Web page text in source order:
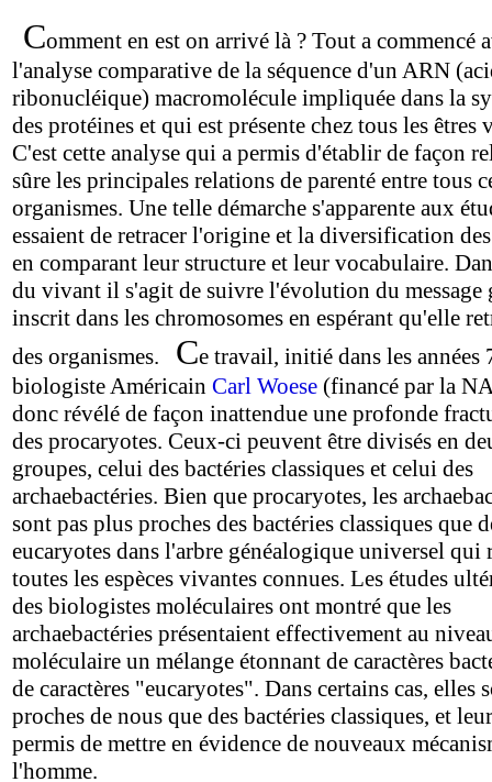
Comment en est on arrivé là ? Tout a commencé
l'analyse comparative de la séquence d'un ARN
ribonucléique) macromolécule impliquée dans la
des protéines et qui est présente chez tous les êtres
C'est cette analyse qui a permis d'établir de façon
sûre les principales relations de parenté entre tous
organismes. Une telle démarche s'apparente aux
essaient de retracer l'origine et la diversification
en comparant leur structure et leur vocabulaire.
du vivant il s'agit de suivre l'évolution du message
inscrit dans les chromosomes en espérant qu'elle
des organismes. Ce travail, initié dans les années
biologiste Américain Carl Woese (financé par la
donc révélé de façon inattendue une profonde
des procaryotes. Ceux-ci peuvent être divisés en
groupes, celui des bactéries classiques et celui des
archaebactéries. Bien que procaryotes, les
sont pas plus proches des bactéries classiques que
eucaryotes dans l'arbre généalogique universel qui
toutes les espèces vivantes connues. Les études
des biologistes moléculaires ont montré que les
archaebactéries présentaient effectivement au
moléculaire un mélange étonnant de caractères
de caractères "eucaryotes". Dans certains cas, elles
proches de nous que des bactéries classiques, et
permis de mettre en évidence de nouveaux
l'homme.